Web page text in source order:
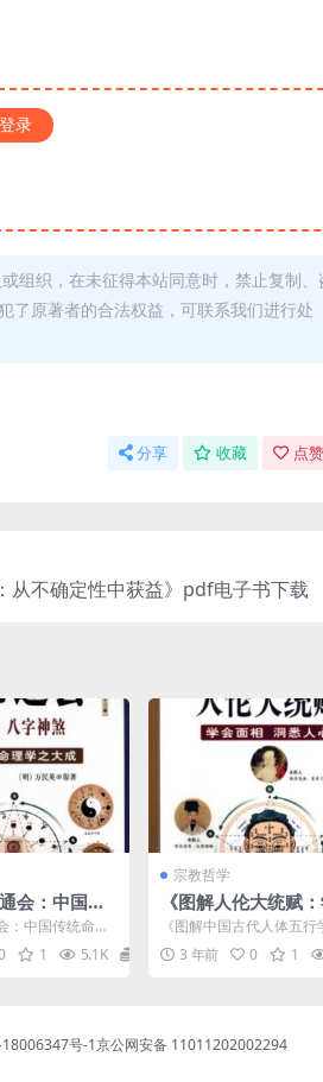
登录
组织，在未征得本站同意时，禁止复制、
了原著者的合法权益，可联系我们进行处
分享 收藏 点
从不确定性中获益》pdf电子书下载
会：中国传
成》PDF电
：中国传统命理
电子书下载介绍
1 5.1K
宗教哲学
《图解人伦大统赋
面相洞悉人心》
书下载
《图解中国古代人体五行
大统赋》一书，由陕西师
出版社出版，编著者许颐
3 年前 0 1
号-1京公网安备 11011202002294